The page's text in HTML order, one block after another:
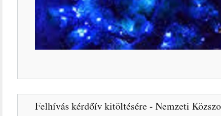
Felhívás kérdőív kitöltésére - Nemzeti